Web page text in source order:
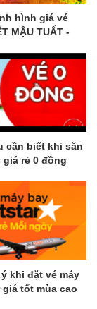
hình giá vé
MẬU TUẤT -
cần biết khi săn
giá rẻ 0 đồng
khi đặt vé máy
giá tốt mùa cao